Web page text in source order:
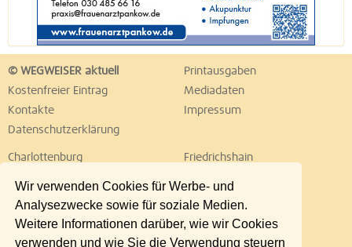
Wir verwenden Cookies für Werbe- und
Analysezwecke sowie für soziale Medien.
Weitere Informationen darüber, wie wir Cookies
verwenden und wie Sie die Verwendung steuern
© WEGWEISER aktuell
Printausgaben
Kostenfreier Eintrag
Mediadaten
Kontakte
Impressum
Datenschutzerklärung
Charlottenburg
Friedrichshain
Lichtenberg
Marzahn
Neukölln